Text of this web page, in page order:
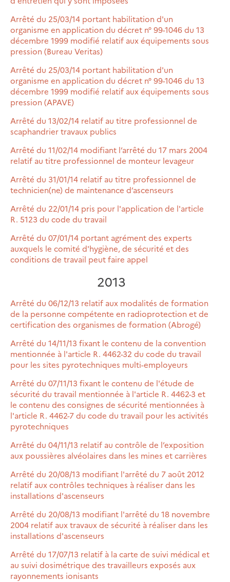
Arrêté du 25/03/14 portant habilitation d'un
organisme en application du décret n° 99-1046 du 13
décembre 1999 modifié relatif aux équipements sous
pression (Bureau Veritas)
Arrêté du 25/03/14 portant habilitation d'un
organisme en application du décret n° 99-1046 du 13
décembre 1999 modifié relatif aux équipements sous
pression (APAVE)
Arrêté du 13/02/14 relatif au titre professionnel de
scaphandrier travaux publics
Arrêté du 11/02/14 modifiant l’arrêté du 17 mars 2004
relatif au titre professionnel de monteur levageur
Arrêté du 31/01/14 relatif au titre professionnel de
technicien(ne) de maintenance d’ascenseurs
Arrêté du 22/01/14 pris pour l'application de l'article
R. 5123 du code du travail
Arrêté du 07/01/14 portant agrément des experts
auxquels le comité d'hygiène, de sécurité et des
conditions de travail peut faire appel
2013
Arrêté du 06/12/13 relatif aux modalités de formation
de la personne compétente en radioprotection et de
certification des organismes de formation (Abrogé)
Arrêté du 14/11/13 fixant le contenu de la convention
mentionnée à l'article R. 4462-32 du code du travail
pour les sites pyrotechniques multi-employeurs
Arrêté du 07/11/13 fixant le contenu de l'étude de
sécurité du travail mentionnée à l'article R. 4462-3 et
le contenu des consignes de sécurité mentionnées à
l'article R. 4462-7 du code du travail pour les activités
pyrotechniques
Arrêté du 04/11/13 relatif au contrôle de l’exposition
aux poussières alvéolaires dans les mines et carrières
Arrêté du 20/08/13 modifiant l'arrêté du 7 août 2012
relatif aux contrôles techniques à réaliser dans les
installations d'ascenseurs
Arrêté du 20/08/13 modifiant l'arrêté du 18 novembre
2004 relatif aux travaux de sécurité à réaliser dans les
installations d'ascenseurs
Arrêté du 17/07/13 relatif à la carte de suivi médical et
au suivi dosimétrique des travailleurs exposés aux
rayonnements ionisants